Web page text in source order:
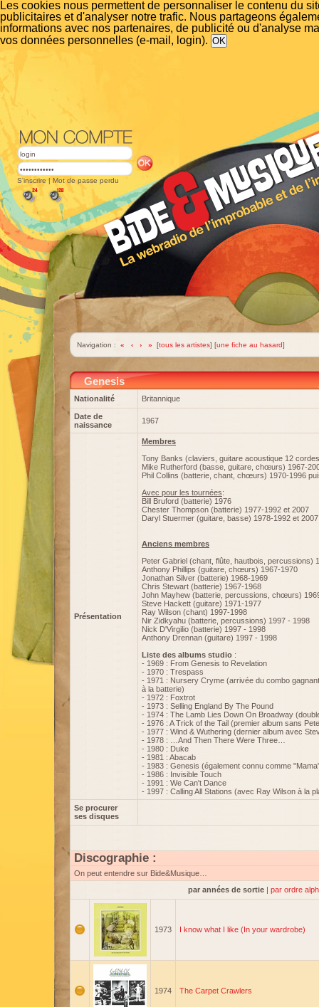
Les cookies nous permettent de personnaliser le contenu du
publicitaires et d'analyser notre trafic. Nous partageons
informations avec nos partenaires, de publicité ou d'analyse
vos données personnelles (e-mail, login).
S'inscrire | Mot de passe perdu
Navigation : « ‹ › » [tous les artistes] [une fiche au hasard]
Genesis
Nationalité Britannique
Date de
naissance
1967
Présentation
Membres
Tony Banks (claviers, guitare acoustique 12
Mike Rutherford (basse, guitare, chœurs) 1967-
Phil Collins (batterie, chant, chœurs) 1970-1996
Avec pour les tournées:
Bill Bruford (batterie) 1976
Chester Thompson (batterie) 1977-1992 et 2007
Daryl Stuermer (guitare, basse) 1978-1992 et 2007
Anciens membres
Peter Gabriel (chant, flûte, hautbois, percussions)
Anthony Phillips (guitare, chœurs) 1967-1970
Jonathan Silver (batterie) 1968-1969
Chris Stewart (batterie) 1967-1968
John Mayhew (batterie, percussions, chœurs)
Steve Hackett (guitare) 1971-1977
Ray Wilson (chant) 1997-1998
Nir Zidkyahu (batterie, percussions) 1997 - 1998
Nick D'Virgilio (batterie) 1997 - 1998
Anthony Drennan (guitare) 1997 - 1998
Liste des albums studio :
- 1969 : From Genesis to Revelation
- 1970 : Trespass
- 1971 : Nursery Cryme (arrivée du combo
à la batterie)
- 1972 : Foxtrot
- 1973 : Selling England By The Pound
- 1974 : The Lamb Lies Down On Broadway
- 1976 : A Trick of the Tail (premier album sans
- 1977 : Wind & Wuthering (dernier album avec
- 1978 : …And Then There Were Three…
- 1980 : Duke
- 1981 : Abacab
- 1983 : Genesis (également connu comme
- 1986 : Invisible Touch
- 1991 : We Can't Dance
- 1997 : Calling All Stations (avec Ray Wilson à la
Se procurer
ses disques
Discographie :
On peut entendre sur Bide&Musique…
par années de sortie | par ordre
1973 I know what I like (In your wardrobe)
1974 The Carpet Crawlers